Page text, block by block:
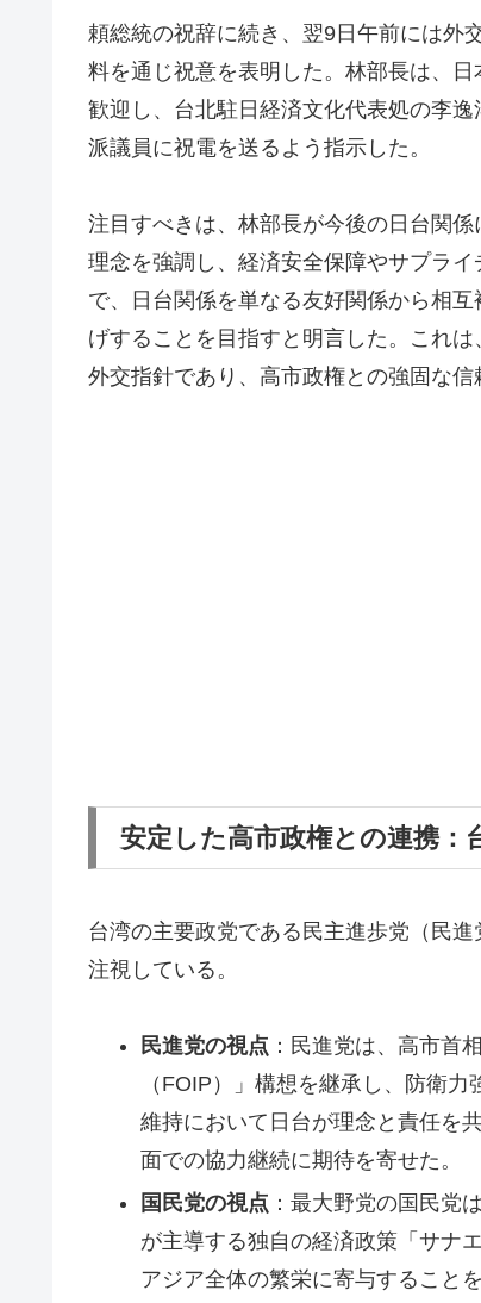
頼総統の祝辞に続き、翌9日午前には外
料を通じ祝意を表明した。林部長は、
歓迎し、台北駐日経済文化代表処の李
派議員に祝電を送るよう指示した。
注目すべきは、林部長が今後の日台関
理念を強調し、経済安全保障やサプラ
で、日台関係を単なる友好関係から相
げすることを目指すと明言した。これ
外交指針であり、高市政権との強固な
安定した高市政権との連携：
台湾の主要政党である民主進歩党（民
注視している。
民進党の視点 ：民進党は、高市首
（FOIP）」構想を継承し、防衛
維持において日台が理念と責任を
面での協力継続に期待を寄せた。
国民党の視点 ：最大野党の国民党
が主導する独自の経済政策「サナ
アジア全体の繁栄に寄与すること